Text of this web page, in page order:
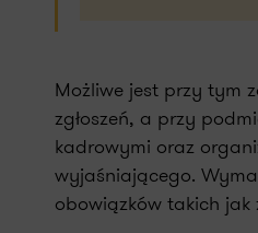
Możliwe jest przy tym
zgłoszeń, a przy
kadrowymi oraz
wyjaśniającego.
obowiązków takich